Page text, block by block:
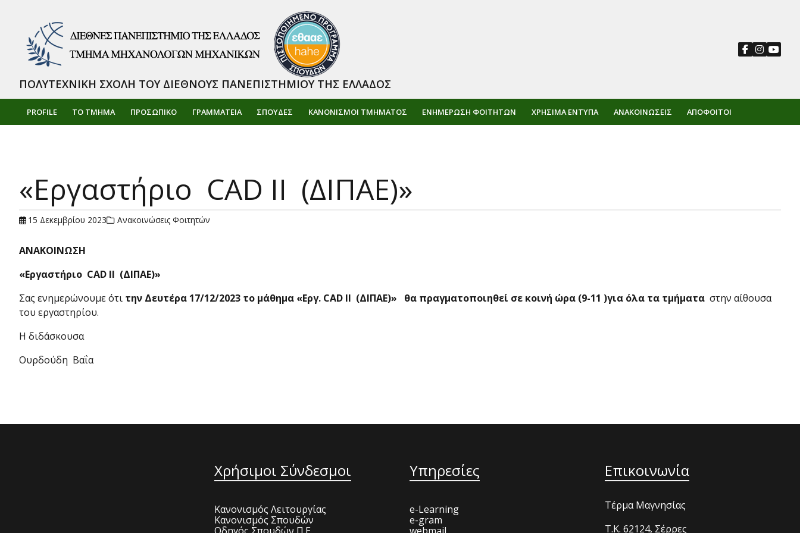
PROFILE ΤΟ ΤΜΗΜΑ ΠΡΟΣΩΠΙΚΌ ΓΡΑΜΜΑΤΕΙΑ ΣΠΟΥΔΕΣ ΚΑΝΟΝΙΣΜΟΙ ΤΜΗΜΑΤΟΣ ΕΝΗΜΈΡΩΣΗ ΦΟΙΤΗΤΏΝ ΧΡΉΣΙΜΑ ΈΝΤΥΠΑ ΑΝΑΚΟΙΝΏΣΕΙΣ ΑΠΌΦΟΙΤΟΙ
ΠΟΛΥΤΕΧΝΙΚΗ ΣΧΟΛΗ ΤΟΥ ΔΙΕΘΝΟΥΣ ΠΑΝΕΠΙΣΤΗΜΙΟΥ ΤΗΣ ΕΛΛΑΔΟΣ
«Εργαστήριο CAD II (ΔΙΠΑΕ)»
15 Δεκεμβρίου 2023 Ανακοινώσεις Φοιτητών
ΑΝΑΚΟΙΝΩΣΗ
«Εργαστήριο CAD II (ΔΙΠΑΕ)»
Σας ενημερώνουμε ότι την Δευτέρα 17/12/2023 το μάθημα «Εργ. CAD II (ΔΙΠΑΕ)» θα πραγματοποιηθεί σε κοινή ώρα (9-11 )για όλα τα τμήματα στην αίθουσα
του εργαστηρίου.
Η διδάσκουσα
Ουρδούδη Βαΐα
Χρήσιμοι Σύνδεσμοι
Κανονισμός Λειτουργίας
Κανονισμός Σπουδών
Υπηρεσίες
e-Learning
e-gram
Επικοινωνία
Τέρμα Μαγνησίας
T.K. 62124, Σέρρες